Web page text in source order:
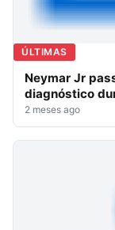
ÚLTIMAS
Neymar Jr
diagnóstico
2 meses ago